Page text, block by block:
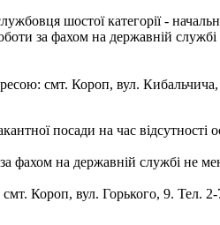
шостої категорії -
за фахом на державній
смт. Короп, вул.
посади на час відсутності
фахом на державній службі не
Короп, вул. Горького, 9. Тел.